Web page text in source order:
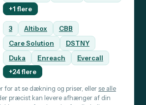
+1 flere
3 Altibox
CBB
Care Solution
DSTNY
Duka
Enreach
Evercall
+24 flere
for at se dækning og priser, eller se alle
præcist kan levere afhænger af din